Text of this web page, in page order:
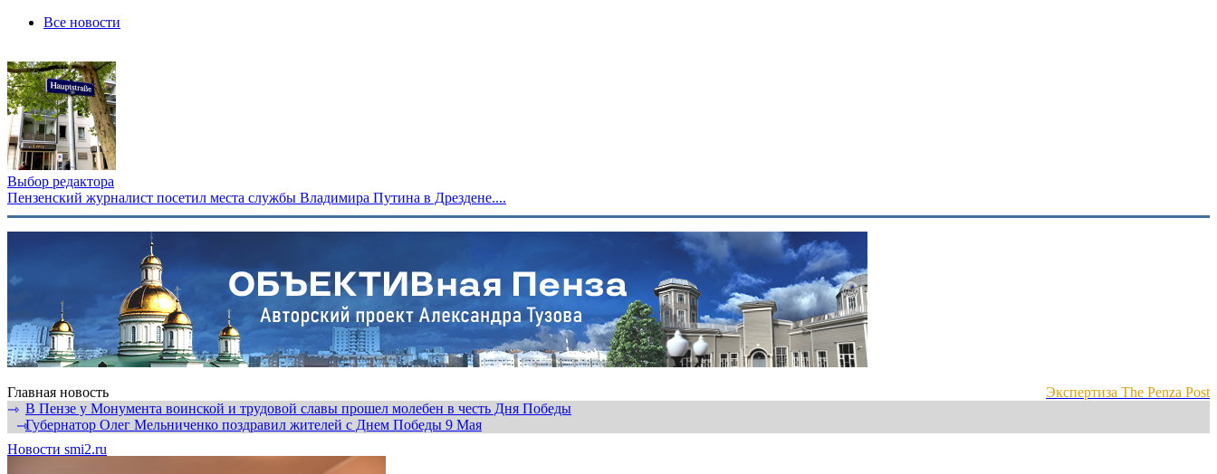
Все новости
Выбор редактора
Пензенский журналист посетил места службы Владимира Путина в Дрездене....
Главная новость
Экспертиза The Penza Post
⇾ В Пензе у Монумента воинской и трудовой славы прошел молебен в честь Дня Победы
⇾Губернатор Олег Мельниченко поздравил жителей с Днем Победы 9 Мая
Новости smi2.ru